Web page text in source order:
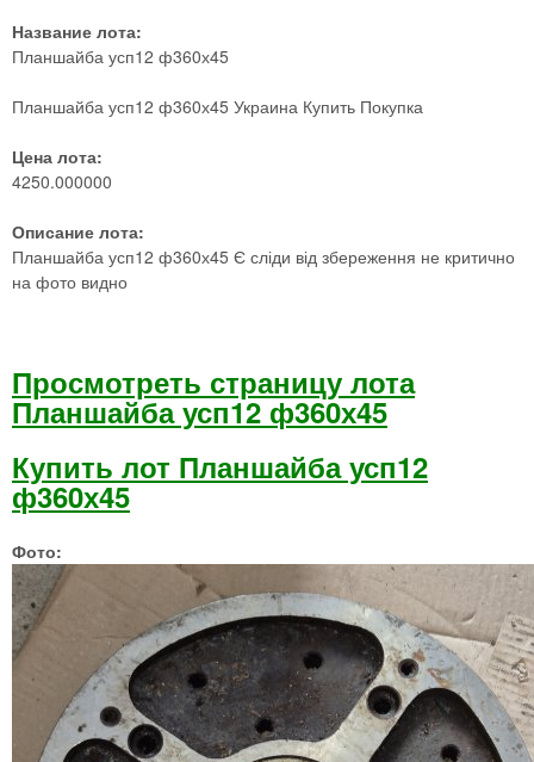
Название лота:
Планшайба усп12 ф360х45
Планшайба усп12 ф360х45 Украина Купить Покупка
Цена лота:
4250.000000
Описание лота:
Планшайба усп12 ф360х45 Є сліди від збереження не критично
на фото видно
Просмотреть страницу лота
Планшайба усп12 ф360х45
Купить лот Планшайба усп12
ф360х45
Фото: